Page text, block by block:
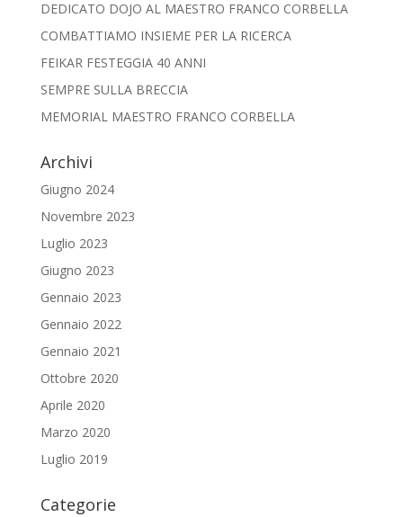
DEDICATO DOJO AL MAESTRO FRANCO CORBELLA
COMBATTIAMO INSIEME PER LA RICERCA
FEIKAR FESTEGGIA 40 ANNI
SEMPRE SULLA BRECCIA
MEMORIAL MAESTRO FRANCO CORBELLA
Archivi
Giugno 2024
Novembre 2023
Luglio 2023
Giugno 2023
Gennaio 2023
Gennaio 2022
Gennaio 2021
Ottobre 2020
Aprile 2020
Marzo 2020
Luglio 2019
Categorie